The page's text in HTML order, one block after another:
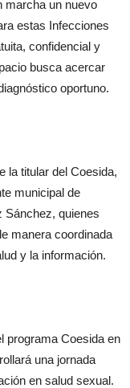
marcha un nuevo
estas Infecciones
confidencial y
busca acercar
oportuno.
la titular del Coesida,
municipal de
Sánchez, quienes
manera coordinada
y la información.
programa Coesida en
una jornada
en salud sexual.